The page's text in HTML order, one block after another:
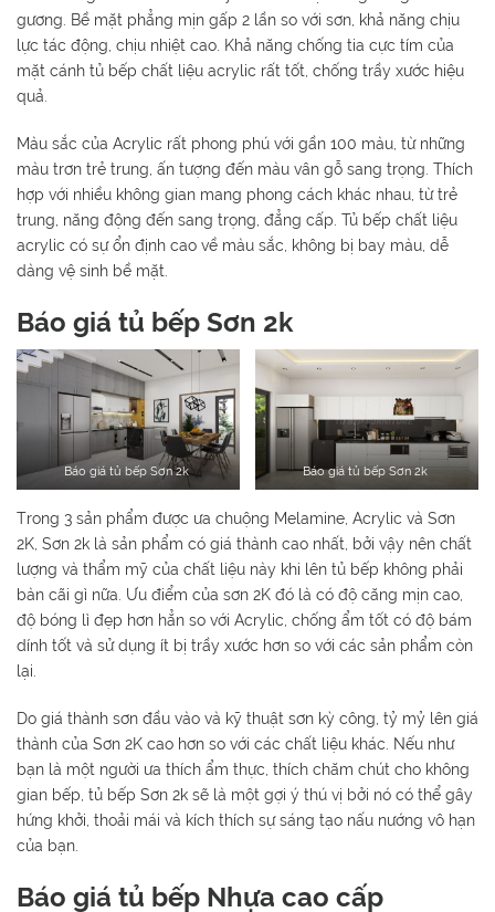
gương. Bề mặt phẳng mịn gấp 2 lần so với sơn, khả năng chịu
lực tác động, chịu nhiệt cao. Khả năng chống tia cực tím của
mặt cánh tủ bếp chất liệu acrylic rất tốt, chống trầy xước hiệu
quả.
Màu sắc của Acrylic rất phong phú với gần 100 màu, từ những
màu trơn trẻ trung, ấn tượng đến màu vân gỗ sang trọng. Thích
hợp với nhiều không gian mang phong cách khác nhau, từ trẻ
trung, năng động đến sang trọng, đẳng cấp. Tủ bếp chất liệu
acrylic có sự ổn định cao về màu sắc, không bị bay màu, dễ
dàng vệ sinh bề mặt.
Báo giá tủ bếp Sơn 2k
Báo giá tủ bếp Sơn 2k Báo giá tủ bếp Sơn 2k
Trong 3 sản phẩm được ưa chuộng Melamine, Acrylic và Sơn
2K, Sơn 2k là sản phẩm có giá thành cao nhất, bởi vậy nên chất
lượng và thẩm mỹ của chất liệu này khi lên tủ bếp không phải
bàn cãi gì nữa. Ưu điểm của sơn 2K đó là có độ căng mịn cao,
độ bóng lì đẹp hơn hẳn so với Acrylic, chống ẩm tốt có độ bám
dính tốt và sử dụng ít bị trầy xước hơn so với các sản phẩm còn
lại.
Do giá thành sơn đầu vào và kỹ thuật sơn kỳ công, tỷ mỷ lên giá
thành của Sơn 2K cao hơn so với các chất liệu khác. Nếu như
bạn là một người ưa thích ẩm thực, thích chăm chút cho không
gian bếp, tủ bếp Sơn 2k sẽ là một gợi ý thú vị bởi nó có thể gây
hứng khởi, thoải mái và kích thích sự sáng tạo nấu nướng vô hạn
của bạn.
Báo giá tủ bếp Nhựa cao cấp